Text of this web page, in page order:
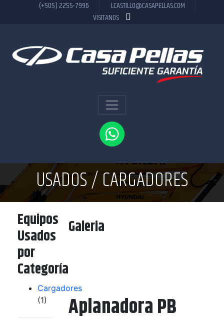
(+505) 2255-7996
LCASTILLO@CASAPELLAS.COM
VISITANOS
USADOS / CARGADORES
Equipos
Usados
por
Categoría
Cargadores
(1)
Galeria
Aplanadora PB